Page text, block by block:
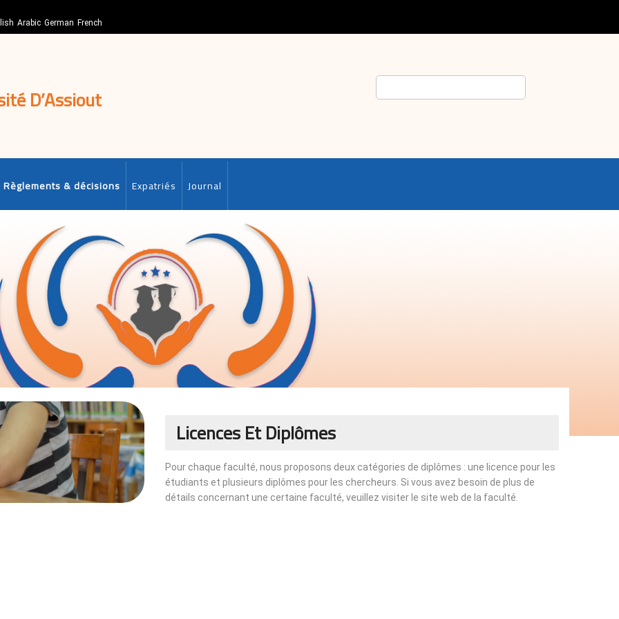
Arabic German French
D’Assiout
Règlements & décisions Expatriés Journal
Licences Et Diplômes
Pour chaque faculté, nous proposons deux catégories de diplômes : une licence pour les
étudiants et plusieurs diplômes pour les chercheurs. Si vous avez besoin de plus de
détails concernant une certaine faculté, veuillez visiter le site web de la faculté.